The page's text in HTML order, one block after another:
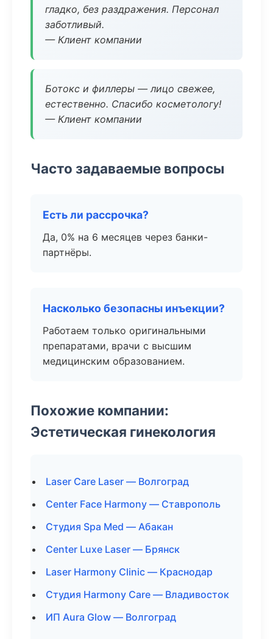
гладко, без раздражения. Персонал
заботливый.
— Клиент компании
Ботокс и филлеры — лицо свежее,
естественно. Спасибо косметологу!
— Клиент компании
Часто задаваемые вопросы
Есть ли рассрочка?
Да, 0% на 6 месяцев через банки-
партнёры.
Насколько безопасны инъекции?
Работаем только оригинальными
препаратами, врачи с высшим
медицинским образованием.
Похожие компании:
Эстетическая гинекология
Laser Care Laser — Волгоград
Center Face Harmony — Ставрополь
Студия Spa Med — Абакан
Center Luxe Laser — Брянск
Laser Harmony Clinic — Краснодар
Студия Harmony Care — Владивосток
ИП Aura Glow — Волгоград